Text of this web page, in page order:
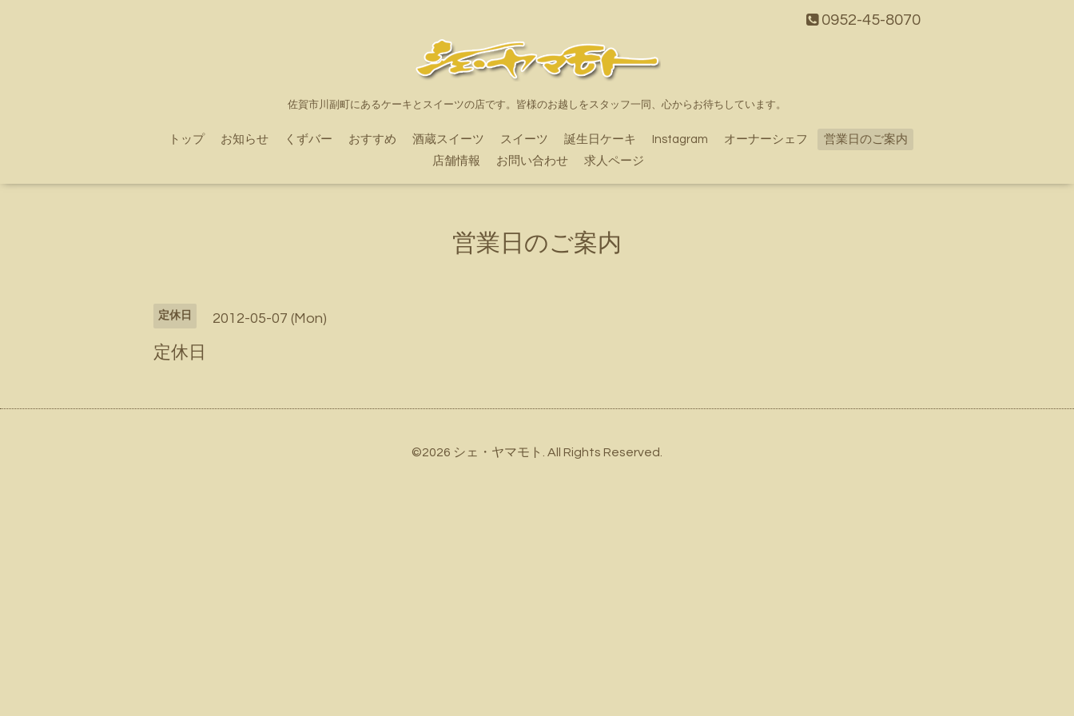
0952-45-8070
佐賀市川副町にあるケーキとスイーツの店です。皆様のお越しをスタッフ一同、心からお待ちしています。
トップ お知らせ くずバー おすすめ 酒蔵スイーツ スイーツ 誕生日ケーキ Instagram オーナーシェフ
営業日のご案内
店舗情報
お問い合わせ 求人ページ
営業日のご案内
定休日 2012-05-07 (Mon)
定休日
©2026 シェ・ヤマモト . All Rights Reserved.